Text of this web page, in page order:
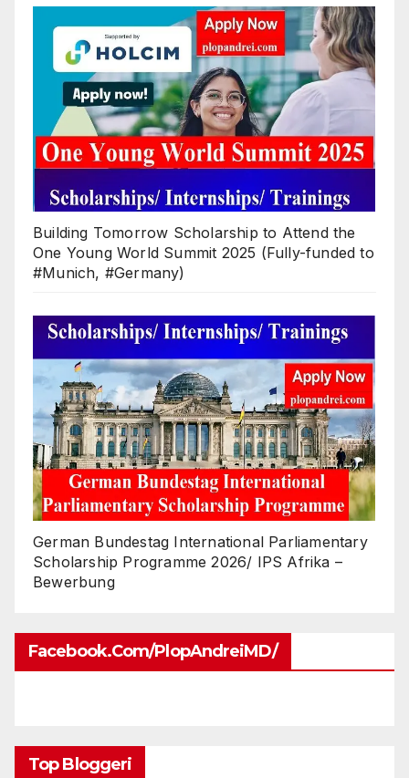
Building Tomorrow Scholarship to Attend the
One Young World Summit 2025 (Fully-funded to
#Munich, #Germany)
German Bundestag International Parliamentary
Scholarship Programme 2026/ IPS Afrika –
Bewerbung
Facebook.com/PlopAndreiMD/
Top Bloggeri